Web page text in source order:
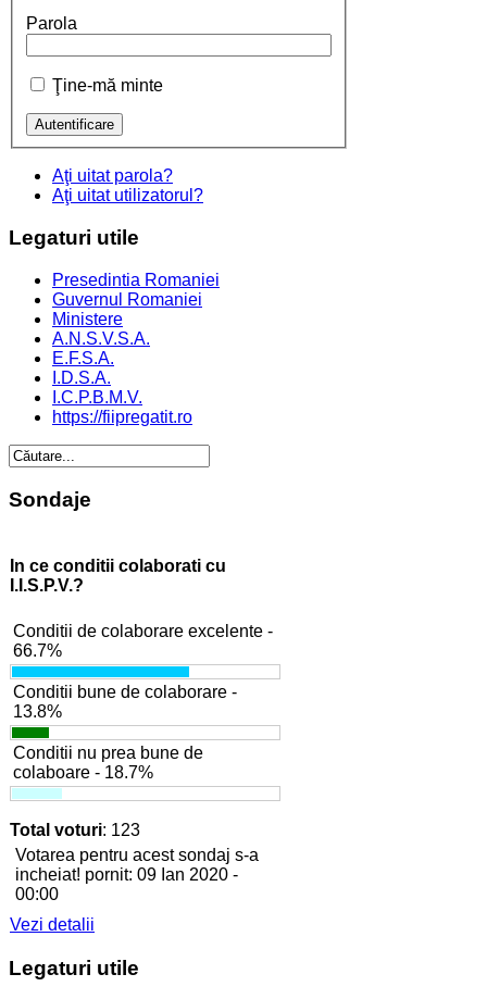
Parola
Ţine-mă minte
Aţi uitat parola?
Aţi uitat utilizatorul?
Legaturi utile
Presedintia Romaniei
Guvernul Romaniei
Ministere
A.N.S.V.S.A.
E.F.S.A.
I.D.S.A.
I.C.P.B.M.V.
https://fiipregatit.ro
Sondaje
In ce conditii colaborati cu
I.I.S.P.V.?
Conditii de colaborare excelente -
66.7%
Conditii bune de colaborare -
13.8%
Conditii nu prea bune de
colaboare - 18.7%
Total voturi: 123
Votarea pentru acest sondaj s-a
incheiat! pornit: 09 Ian 2020 -
00:00
Vezi detalii
Legaturi utile